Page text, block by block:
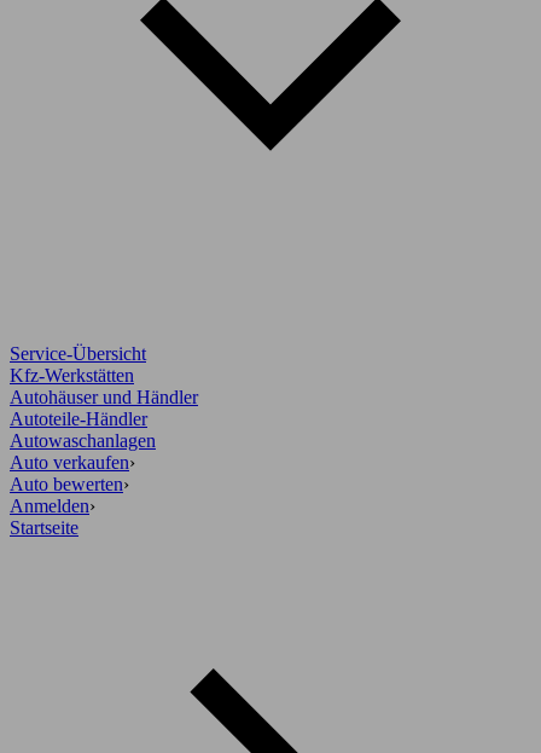
Service-Übersicht
Kfz-Werkstätten
Autohäuser und Händler
Autoteile-Händler
Autowaschanlagen
Auto verkaufen›
Auto bewerten›
Anmelden›
Startseite